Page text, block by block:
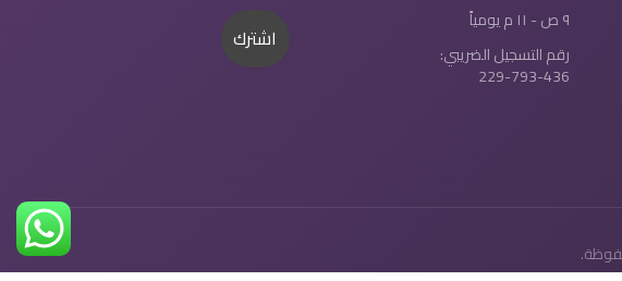
٩ ص - ١١ م يومياً
رقم التسجيل الضريبي:
229-793-436